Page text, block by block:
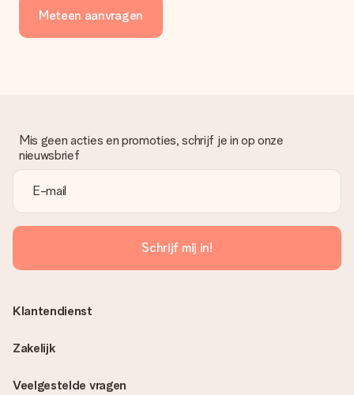
Meteen aanvragen
Mis geen acties en promoties, schrijf je in op onze
nieuwsbrief
Schrijf mij in!
Veelgestelde vragen
Klantendienst
Zakelijk